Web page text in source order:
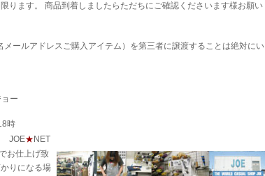
ります。 商品到着しましたらただちにご確認くださいます様お願い
ールアドレスご購入アイテム）を第三者に譲渡することは絶対にい
ー
時
JOE★ NET
お仕上げ致
りになる場